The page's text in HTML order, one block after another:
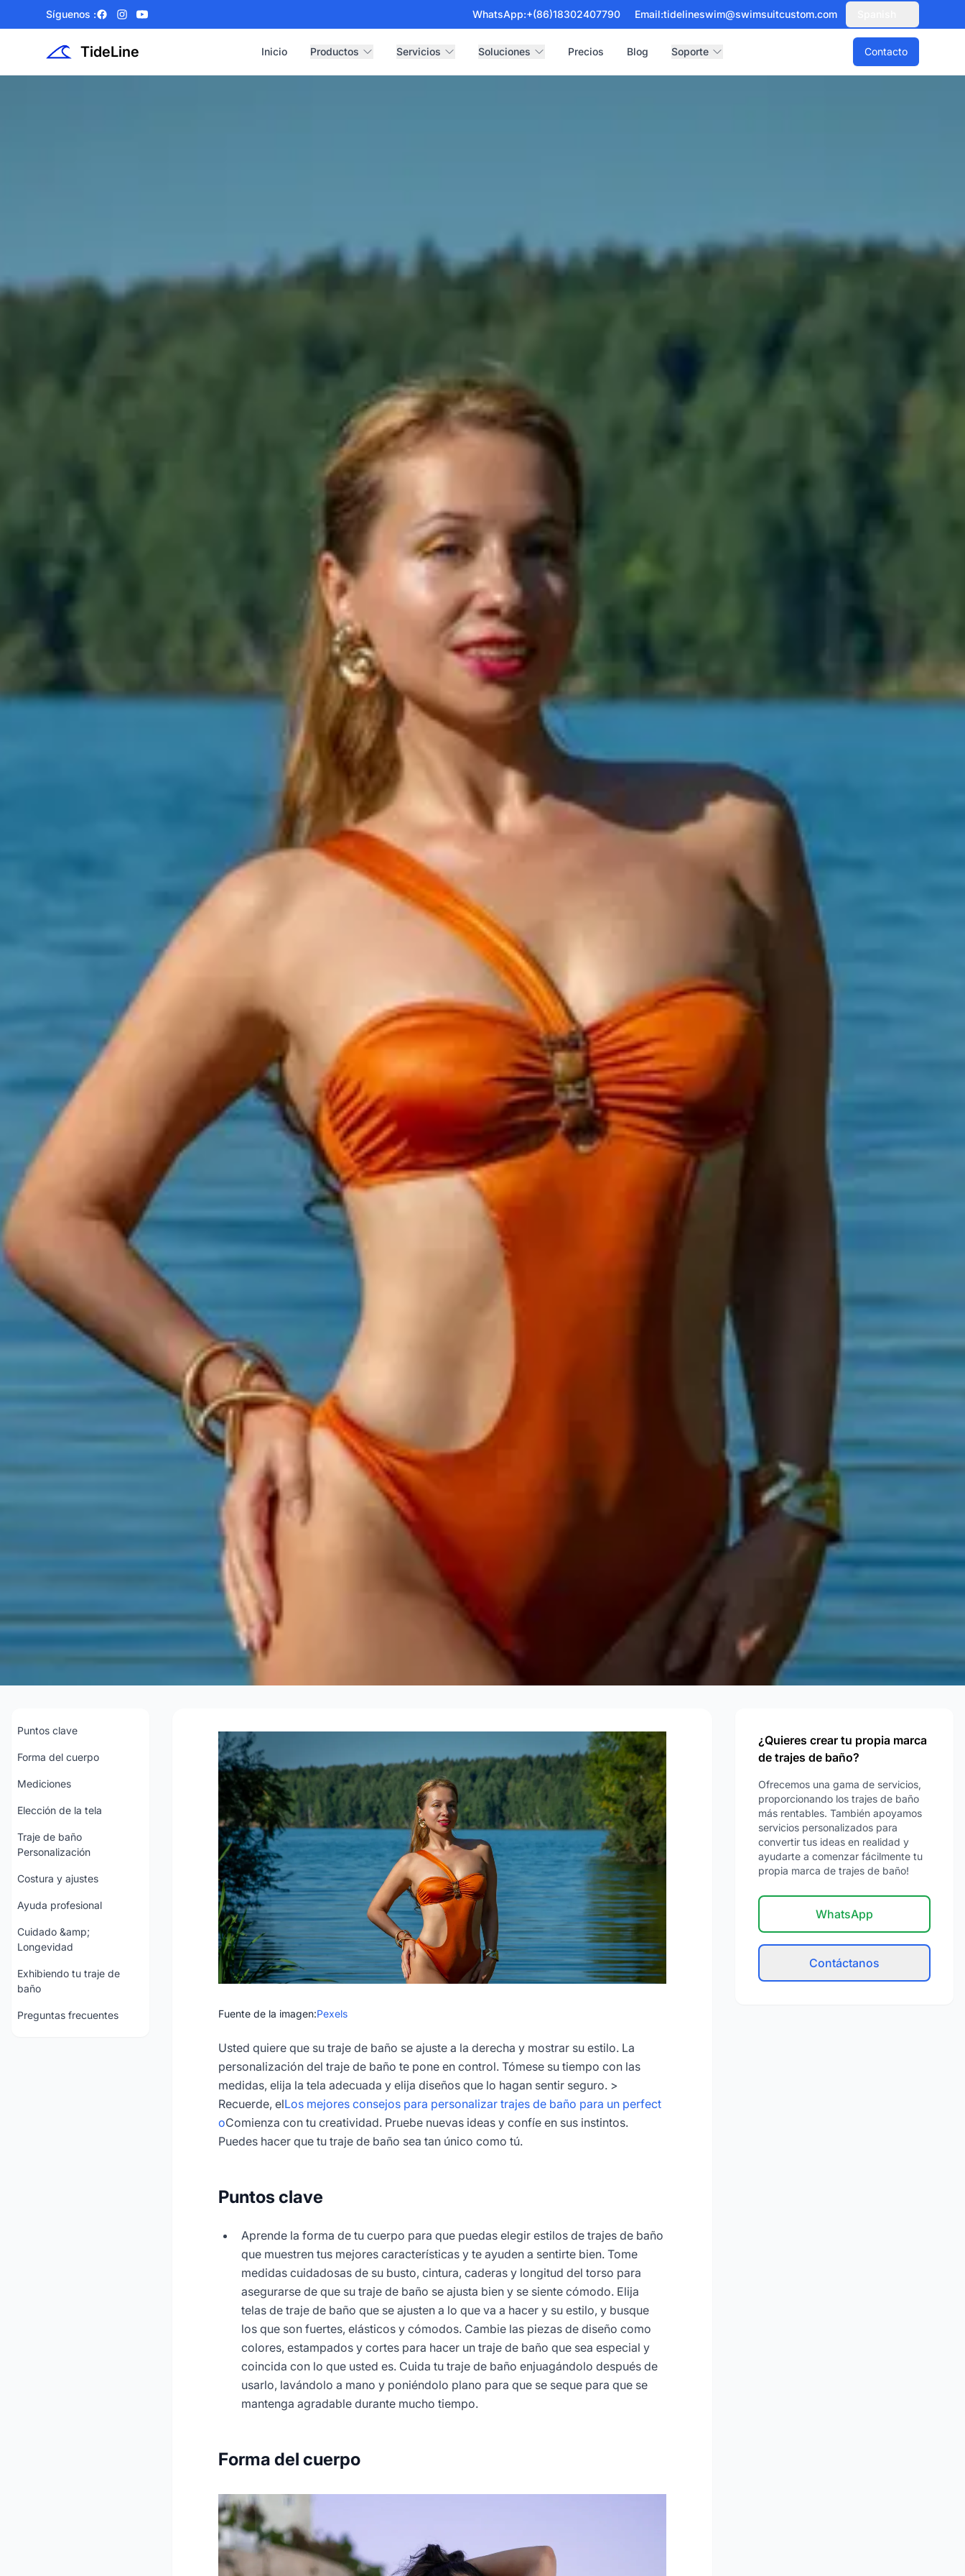
Síguenos :Facebook
Instagram
YouTube WhatsApp:+(86)18302407790 Email:tidelineswim@swimsuitcustom.com
TideLine Inicio Productos Servicios Soluciones Precios Blog Soporte Contacto
trajes de baño para un ajuste perfecto
2025-08 Tisah
Consultar Ahora
Puntos clave
Forma del cuerpo
Mediciones
Elección de la tela
Traje de baño
Personalización
Costura y ajustes
Ayuda profesional
Cuidado &amp;
Longevidad
Exhibiendo tu traje de
baño
Preguntas frecuentes Fuente de la imagen:Pexels
Usted quiere que su traje de baño se ajuste a la derecha y mostrar su estilo. La
personalización del traje de baño te pone en control. Tómese su tiempo con las
medidas, elija la tela adecuada y elija diseños que lo hagan sentir seguro. >
Recuerde, elLos mejores consejos para personalizar trajes de baño para un perfect
oComienza con tu creatividad. Pruebe nuevas ideas y confíe en sus instintos.
Puedes hacer que tu traje de baño sea tan único como tú.
Puntos clave
Aprende la forma de tu cuerpo para que puedas elegir estilos de trajes de baño
que muestren tus mejores características y te ayuden a sentirte bien. Tome
medidas cuidadosas de su busto, cintura, caderas y longitud del torso para
asegurarse de que su traje de baño se ajusta bien y se siente cómodo. Elija
telas de traje de baño que se ajusten a lo que va a hacer y su estilo, y busque
los que son fuertes, elásticos y cómodos. Cambie las piezas de diseño como
colores, estampados y cortes para hacer un traje de baño que sea especial y
coincida con lo que usted es. Cuida tu traje de baño enjuagándolo después de
usarlo, lavándolo a mano y poniéndolo plano para que se seque para que se
mantenga agradable durante mucho tiempo.
Forma del cuerpo
¿Quieres crear tu propia marca
de trajes de baño?
Ofrecemos una gama de servicios,
proporcionando los trajes de baño
más rentables. También apoyamos
servicios personalizados para
convertir tus ideas en realidad y
ayudarte a comenzar fácilmente tu
propia marca de trajes de baño!
WhatsApp
Contáctanos